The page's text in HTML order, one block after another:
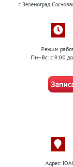
г. Зеленоград
Режим
Пн–Вс: с 9:00
Адрес: